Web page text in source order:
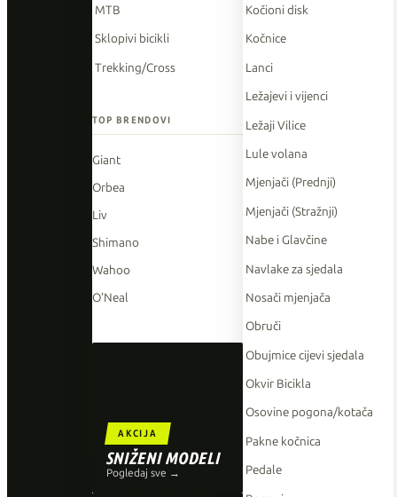
MTB
Sklopivi bicikli
Trekking/Cross
TOP BRENDOVI
Giant
Orbea
Liv
Shimano
Wahoo
O'Neal
AKCIJA
SNIŽENI MODELI
Pogledaj sve →
Kočioni disk
Kočnice
Lanci
Ležajevi i vijenci
Ležaji Vilice
Lule volana
Mjenjači (Prednji)
Mjenjači (Stražnji)
Nabe i Glavčine
Navlake za sjedala
Nosači mjenjača
Obruči
Obujmice cijevi sjedala
Okvir Bicikla
Osovine pogona/kotača
Pakne kočnica
Pedale